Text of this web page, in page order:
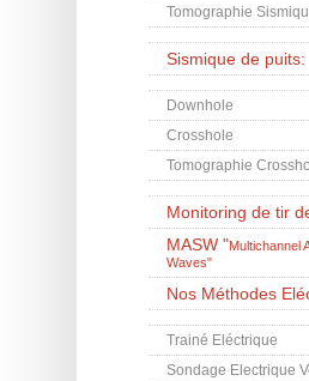
Tomographie
Sismique de puits:
Downhole
Crosshole
Tomographie
Monitoring de tir
MASW "Multichannel
Waves"
Nos Méthodes
Trainé Eléctrique
Sondage Electrique